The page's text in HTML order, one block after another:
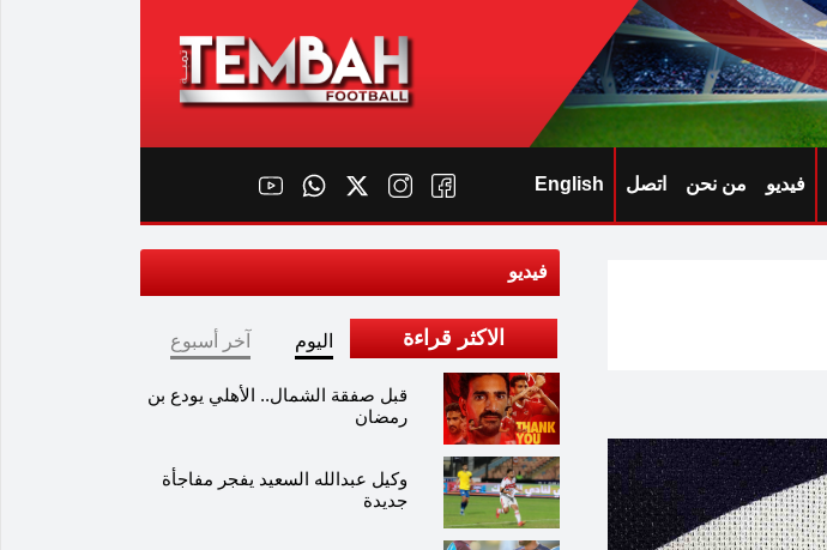
فيديو من نحن اتصل English
فيديو
الاكثر قراءة اليوم آخر أسبوع
قبل صفقة الشمال.. الأهلي يودع بن
رمضان
وكيل عبدالله السعيد يفجر مفاجأة
جديدة